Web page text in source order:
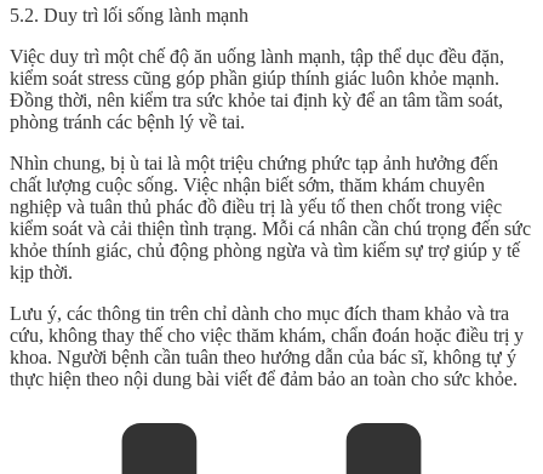
5.2. Duy trì lối sống lành mạnh
Việc duy trì một chế độ ăn uống lành mạnh, tập thể dục đều đặn,
kiểm soát stress cũng góp phần giúp thính giác luôn khỏe mạnh.
Đồng thời, nên kiểm tra sức khỏe tai định kỳ để an tâm tầm soát,
phòng tránh các bệnh lý về tai.
Nhìn chung, bị ù tai là một triệu chứng phức tạp ảnh hưởng đến
chất lượng cuộc sống. Việc nhận biết sớm, thăm khám chuyên
nghiệp và tuân thủ phác đồ điều trị là yếu tố then chốt trong việc
kiểm soát và cải thiện tình trạng. Mỗi cá nhân cần chú trọng đến sức
khỏe thính giác, chủ động phòng ngừa và tìm kiếm sự trợ giúp y tế
kịp thời.
Lưu ý, các thông tin trên chỉ dành cho mục đích tham khảo và tra
cứu, không thay thế cho việc thăm khám, chẩn đoán hoặc điều trị y
khoa. Người bệnh cần tuân theo hướng dẫn của bác sĩ, không tự ý
thực hiện theo nội dung bài viết để đảm bảo an toàn cho sức khỏe.